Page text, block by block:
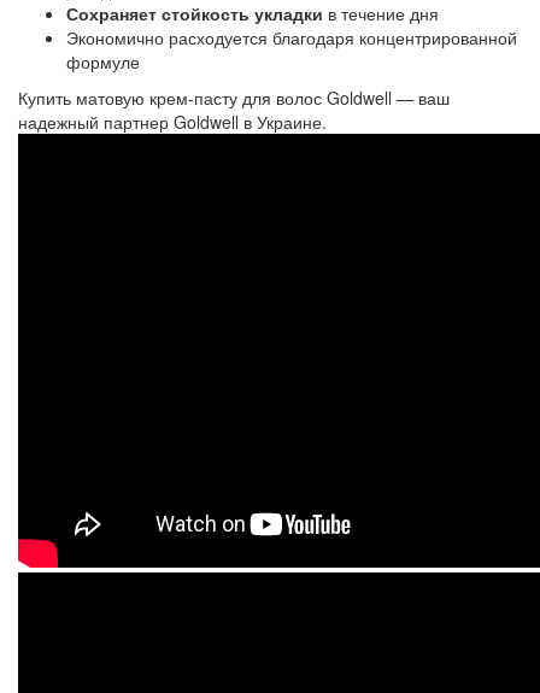
Сохраняет стойкость укладки в течение дня
Экономично расходуется благодаря концентрированной
формуле
Купить матовую крем-пасту для волос Goldwell — ваш
надежный партнер Goldwell в Украине.